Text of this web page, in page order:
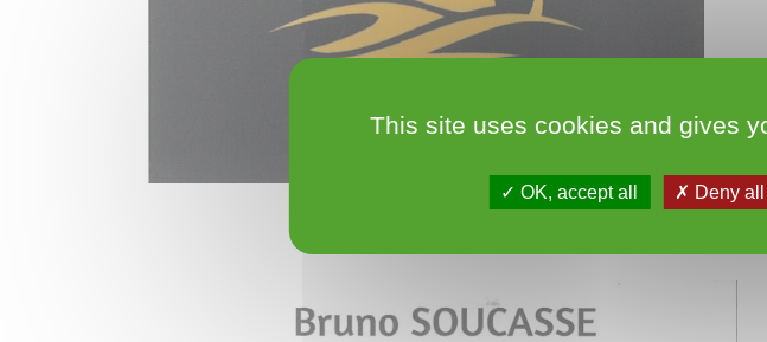
This site uses cookies and gives
OK, accept all Deny